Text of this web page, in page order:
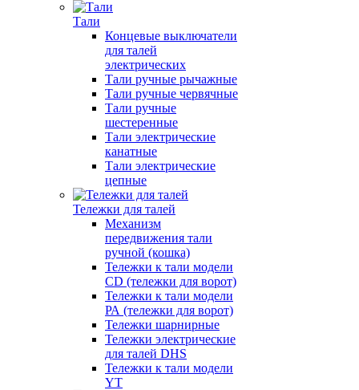
Тали
Концевые выключатели
для талей
электрических
Тали ручные рычажные
Тали ручные червячные
Тали ручные
шестеренные
Тали электрические
канатные
Тали электрические
цепные
Тележки для талей
Механизм
передвижения тали
ручной (кошка)
Тележки к тали модели
CD (тележки для ворот)
Тележки к тали модели
РА (тележки для ворот)
Тележки шарнирные
Тележки электрические
для талей DHS
Тележки к тали модели
YT